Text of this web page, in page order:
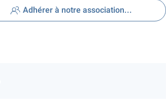
Adhérer à notre association...